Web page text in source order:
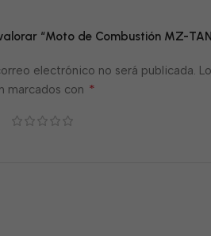
“Moto de Combustión MZ-
electrónico no será publicada.
marcados con *